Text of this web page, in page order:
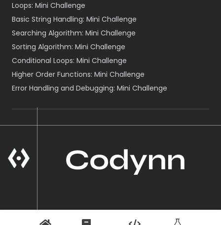
Loops: Mini Challenge
Basic String Handling: Mini Challenge
Searching Algorithm: Mini Challenge
Sorting Algorithm: Mini Challenge
Conditional Loops: Mini Challenge
Higher Order Functions: Mini Challenge
Error Handling and Debugging: Mini Challenge